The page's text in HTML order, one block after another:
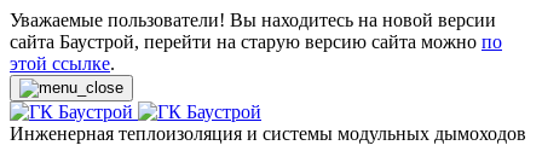
Уважаемые пользователи! Вы находитесь на новой версии
сайта Баустрой, перейти на старую версию сайта можно по
этой ссылке.
Инженерная теплоизоляция и системы модульных дымоходов